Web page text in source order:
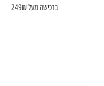
ברכישה מעל 249₪